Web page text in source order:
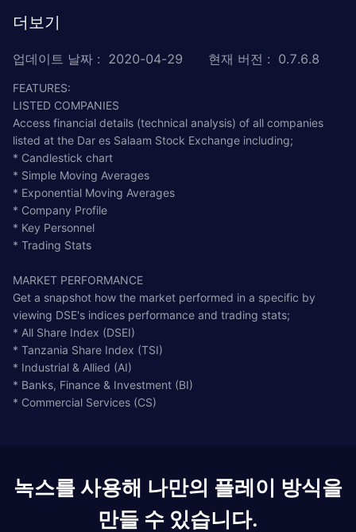
더보기
업데이트 날짜 : 2020-04-29 현재 버전 : 0.7.6.8
FEATURES:
LISTED COMPANIES
Access financial details (technical analysis) of all companies
listed at the Dar es Salaam Stock Exchange including;
* Candlestick chart
* Simple Moving Averages
* Exponential Moving Averages
* Company Profile
* Key Personnel
* Trading Stats
MARKET PERFORMANCE
Get a snapshot how the market performed in a specific by
viewing DSE's indices performance and trading stats;
* All Share Index (DSEI)
* Tanzania Share Index (TSI)
* Industrial & Allied (AI)
* Banks, Finance & Investment (BI)
* Commercial Services (CS)
녹스를 사용해 나만의 플레이 방식을
만들 수 있습니다.